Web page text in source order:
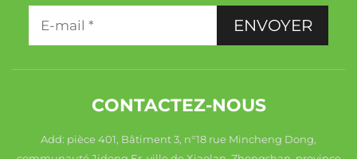
ENVOYER
CONTACTEZ-NOUS
Add: pièce 401, Bâtiment 3, n°18 rue Mincheng Dong,